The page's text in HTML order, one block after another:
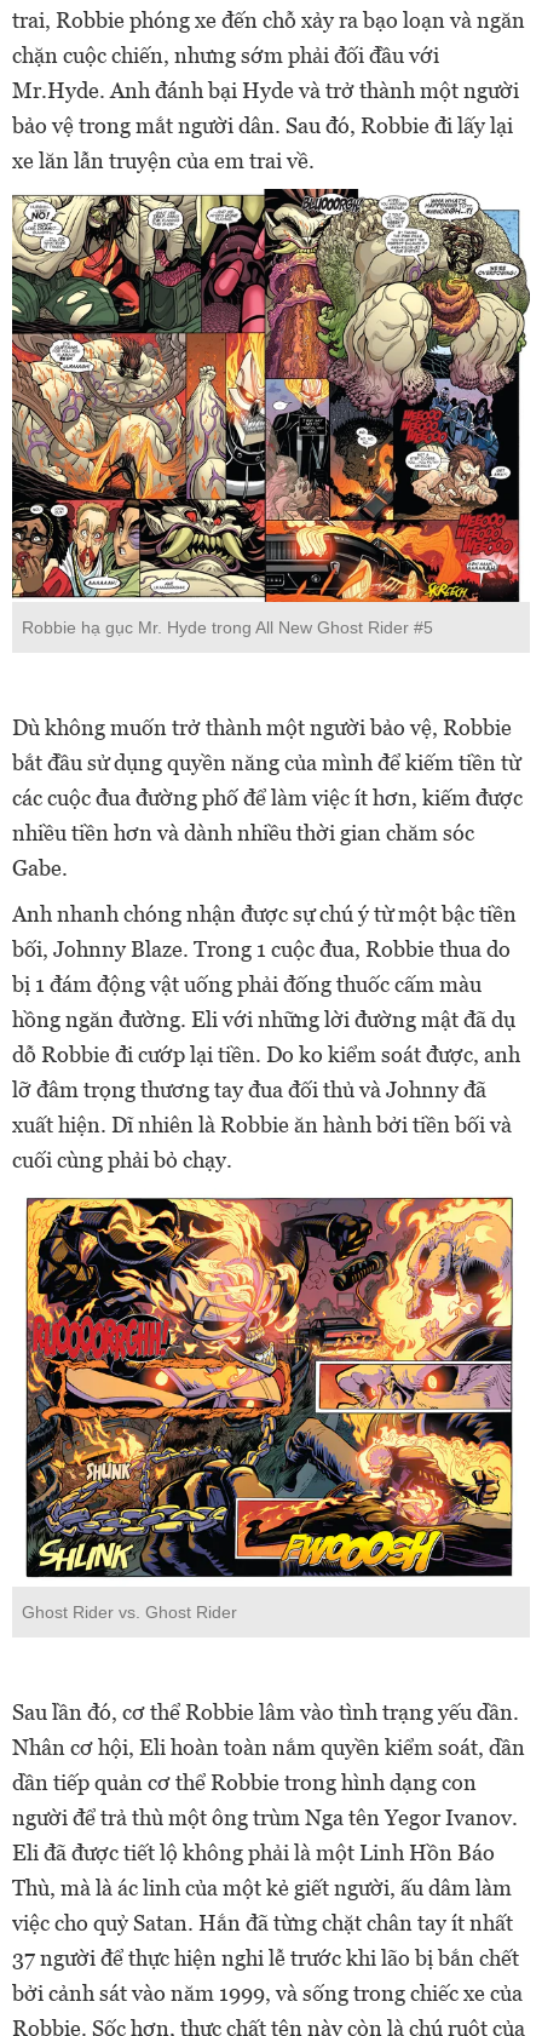
trai, Robbie phóng xe đến chỗ xảy ra bạo loạn và ngăn
chặn cuộc chiến, nhưng sớm phải đối đầu với
Mr.Hyde. Anh đánh bại Hyde và trở thành một người
bảo vệ trong mắt người dân. Sau đó, Robbie đi lấy lại
xe lăn lẫn truyện của em trai về.
Robbie hạ gục Mr. Hyde trong All New Ghost Rider #5
Dù không muốn trở thành một người bảo vệ, Robbie
bắt đầu sử dụng quyền năng của mình để kiếm tiền từ
các cuộc đua đường phố để làm việc ít hơn, kiếm được
nhiều tiền hơn và dành nhiều thời gian chăm sóc
Gabe.
Anh nhanh chóng nhận được sự chú ý từ một bậc tiền
bối, Johnny Blaze. Trong 1 cuộc đua, Robbie thua do
bị 1 đám động vật uống phải đống thuốc cấm màu
hồng ngăn đường. Eli với những lời đường mật đã dụ
dỗ Robbie đi cướp lại tiền. Do ko kiểm soát được, anh
lỡ đâm trọng thương tay đua đối thủ và Johnny đã
xuất hiện. Dĩ nhiên là Robbie ăn hành bởi tiền bối và
cuối cùng phải bỏ chạy.
Ghost Rider vs. Ghost Rider
Sau lần đó, cơ thể Robbie lâm vào tình trạng yếu dần.
Nhân cơ hội, Eli hoàn toàn nắm quyền kiểm soát, dần
dần tiếp quản cơ thể Robbie trong hình dạng con
người để trả thù một ông trùm Nga tên Yegor Ivanov.
Eli đã được tiết lộ không phải là một Linh Hồn Báo
Thù, mà là ác linh của một kẻ giết người, ấu dâm làm
việc cho quỷ Satan. Hắn đã từng chặt chân tay ít nhất
37 người để thực hiện nghi lễ trước khi lão bị bắn chết
bởi cảnh sát vào năm 1999, và sống trong chiếc xe của
Robbie. Sốc hơn, thực chất tên này còn là chú ruột của